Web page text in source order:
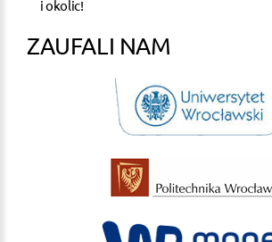
i okolic!
ZAUFALI NAM